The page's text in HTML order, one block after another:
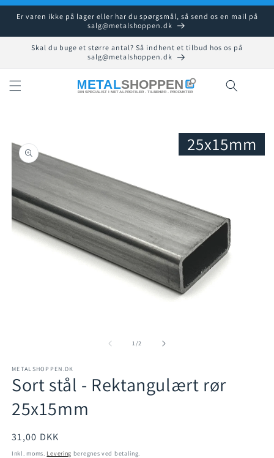
Gå til
indhold
Er varen ikke på lager eller har du spørgsmål, så send os en mail på
salg@metalshoppen.dk
Skal du buge et større antal? Så indhent et tilbud hos os på
salg@metalshoppen.dk
til
1/af2
25x15mm
METALSHOPPEN.DK
Sort stål - Rektangulært rør
25x15mm
Normalpris
31,00 DKK
Inkl. moms. Levering beregnes ved betaling.